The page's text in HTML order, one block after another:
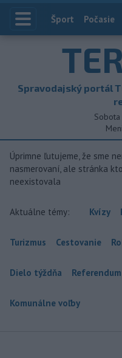
Index
Šport Počasie
Spravodajský portál
Sobota
Úprimne ľutujeme, že sme
nasmerovaní, ale stránka
neexistovala
Aktuálne témy: Kvízy
Turizmus Cestovanie
Dielo týždňa Referendum
Komunálne voľby